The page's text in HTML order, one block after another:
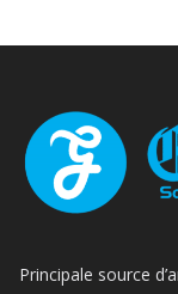
Principale source